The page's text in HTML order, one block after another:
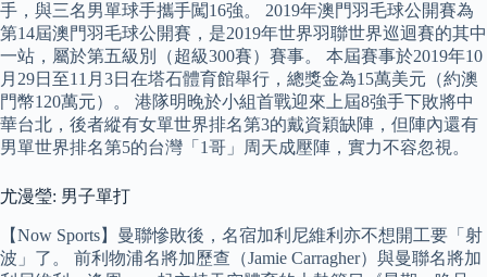
手，與三名男單球手攜手闖16強。 2019年澳門羽毛球公開賽為
第14屆澳門羽毛球公開賽，是2019年世界羽聯世界巡迴賽的其中
一站，屬於第五級別（超級300賽）賽事。 本屆賽事於2019年10
月29日至11月3日在塔石體育館舉行，總獎金為15萬美元（約澳
門幣120萬元）。 港隊明晚於小組首戰迎來上屆8強手下敗將中
華台北，後者縱有女單世界排名第3的戴資穎缺陣，但陣內還有
男單世界排名第5的台灣「1哥」周天成壓陣，實力不容忽視。
尤漫瑩: 男子單打
【Now Sports】曼聯慘敗後，名宿加利尼維利亦不想開工要「射
波」了。 前利物浦名將加歷查（Jamie Carragher）與曼聯名將加